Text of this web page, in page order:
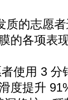
质的志愿
的各项表
使用 3 分
度提升